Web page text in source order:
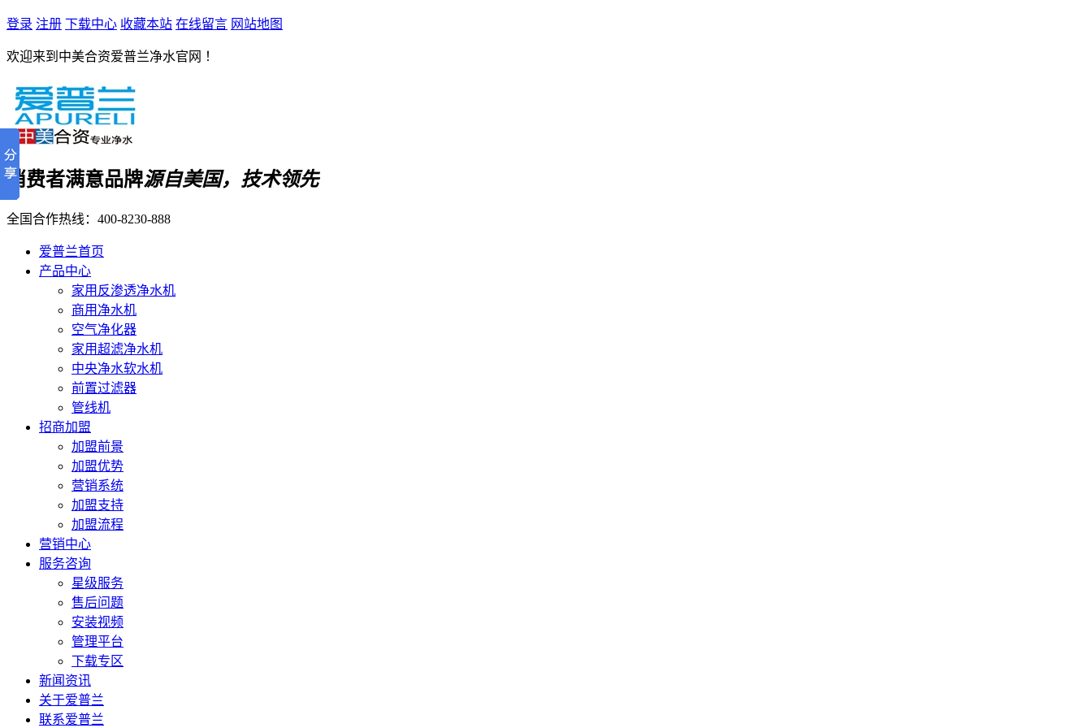
登录 注册 下载中心 收藏本站 在线留言 网站地图
欢迎来到中美合资爱普兰净水官网 ！
消费者满意品牌源自美国，技术领先
全国合作热线： 400-8230-888
爱普兰首页
产品中心
家用反渗透净水机
商用净水机
空气净化器
家用超滤净水机
中央净水软水机
前置过滤器
管线机
招商加盟
加盟前景
加盟优势
营销系统
加盟支持
加盟流程
营销中心
服务咨询
星级服务
售后问题
安装视频
管理平台
下载专区
新闻资讯
关于爱普兰
联系爱普兰